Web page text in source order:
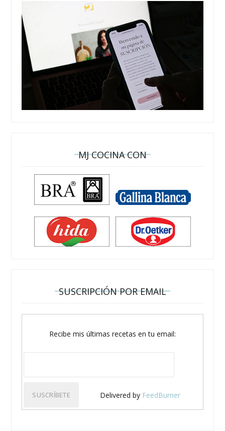
MJ COCINA CON
SUSCRIPCIÓN POR EMAIL
Recibe mis últimas recetas en tu email:
Delivered by FeedBurner